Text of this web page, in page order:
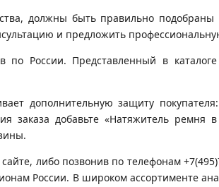
должны быть правильно
и предложить
России. Представленный в
дополнительную защиту
заказа добавьте «Натяжитель ремня
либо позвонив по телефонам
России. В широком ассортименте